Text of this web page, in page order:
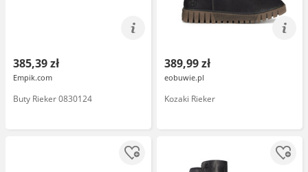
385,39 zł
Empik.com
Buty Rieker 0830124
389,99 zł
eobuwie.pl
Kozaki Rieker